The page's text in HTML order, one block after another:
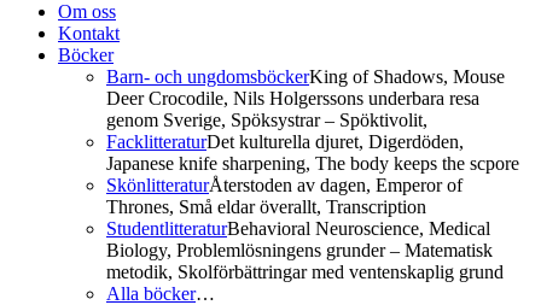
Om oss
Kontakt
Böcker
Barn- och ungdomsböckerKing of Shadows, Mouse
Deer Crocodile, Nils Holgerssons underbara resa
genom Sverige, Spöksystrar – Spöktivolit,
FacklitteraturDet kulturella djuret, Digerdöden,
Japanese knife sharpening, The body keeps the scpore
SkönlitteraturÅterstoden av dagen, Emperor of
Thrones, Små eldar överallt, Transcription
StudentlitteraturBehavioral Neuroscience, Medical
Biology, Problemlösningens grunder – Matematisk
metodik, Skolförbättringar med ventenskaplig grund
Alla böcker…